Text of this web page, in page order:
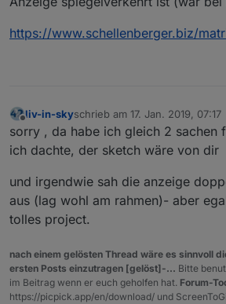
https://www.schellenberger.biz/
liv-in-skyschrieb am 17. Jan. 2019, 07:17
zuletzt editiert von
sorry , da habe ich gleich 2 sachen
ich dachte, der sketch wäre von dir
und irgendwie sah die anzeige
aus (lag wohl am rahmen)- aber
tolles project.
nach einem gelösten Thread wäre es sinnvoll
ersten Posts einzutragen [gelöst]-... Bitte
im Beitrag wenn er euch geholfen hat. Forum-
https://picpick.app/en/download/ und